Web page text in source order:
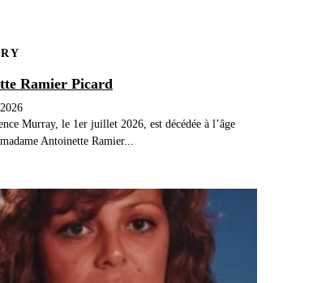
Ramier Picard
Murray, le 1er juillet 2026, est décédée à l’âge
Antoinette Ramier...